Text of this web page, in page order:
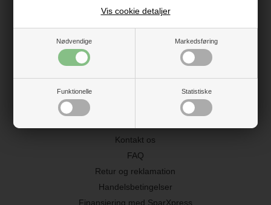
Nødvendige Markedsføring
Funktionelle Statistiske
Vis cookie detaljer
Find os
BabyTrold ApS
(NB. Vi har ingen fysisk butik)
Industrivej 20E, Vester Hassing
9310 Vodskov
Kontakt os
FAQ
Retur og reklamation
Handelsbetingelser
Finansiering med SparXpress